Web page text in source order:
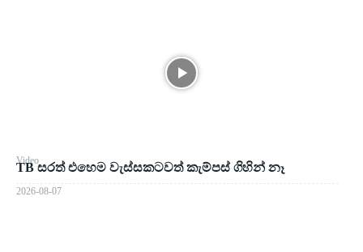
Video
TB සරත් එහෙම වැස්සකටවත් කැම්පස් ගිහින් නෑ
2026-08-07